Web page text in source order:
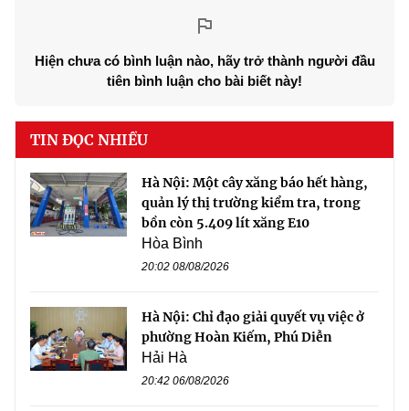
Hiện chưa có bình luận nào, hãy trở thành người đầu
tiên bình luận cho bài biết này!
TIN ĐỌC NHIỀU
Hà Nội: Một cây xăng báo hết hàng,
quản lý thị trường kiểm tra, trong
bồn còn 5.409 lít xăng E10
Hòa Bình
20:02 08/08/2026
Hà Nội: Chỉ đạo giải quyết vụ việc ở
phường Hoàn Kiếm, Phú Diễn
Hải Hà
20:42 06/08/2026